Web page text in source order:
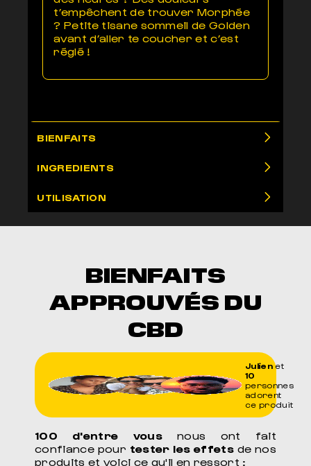
t’empêchent de trouver Morphée
? Petite tisane sommeil de Golden
avant d’aller te coucher et c’est
réglé !
BIENFAITS
INGREDIENTS
UTILISATION
BIENFAITS
APPROUVÉS DU
CBD
Julienet
10
personnes
adorent
ce produit
100 d'entre vousnous ont fait
confiance pour tester les effets de nos
produits et voici ce qu'il en ressort :